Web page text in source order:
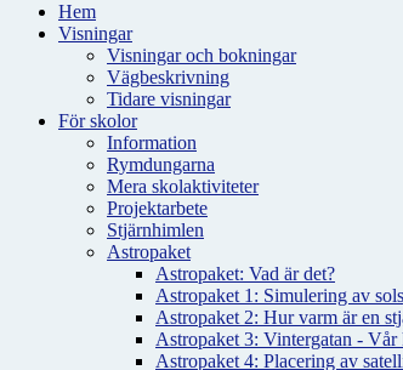
Hem
Visningar
Visningar och bokningar
Vägbeskrivning
Tidare visningar
För skolor
Information
Rymdungarna
Mera skolaktiviteter
Projektarbete
Stjärnhimlen
Astropaket
Astropaket: Vad är det?
Astropaket 1: Simulering av
Astropaket 2: Hur varm är en
Astropaket 3: Vintergatan -
Astropaket 4: Placering av